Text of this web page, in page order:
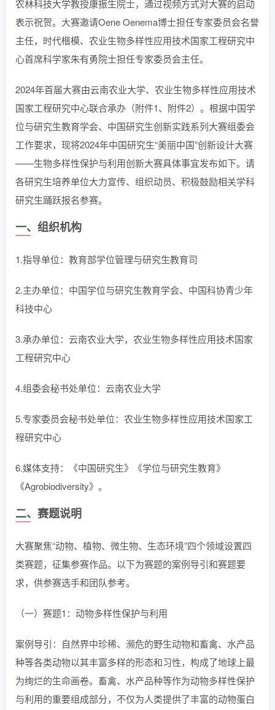
农林科技大学教授康振生院士，通过视频方式对大赛的启动
表示祝贺。大赛邀请Oene Oenema博士担任专家委员会名誉
主任，时代楷模、农业生物多样性应用技术国家工程研究中
心首席科学家朱有勇院士担任专家委员会主任。
2024年首届大赛由云南农业大学、农业生物多样性应用技术
国家工程研究中心联合承办（附件1、附件2）。根据中国学
位与研究生教育学会、中国研究生创新实践系列大赛组委会
工作要求，现将2024年中国研究生“美丽中国”创新设计大赛
——生物多样性保护与利用创新大赛具体事宜发布如下。请
各研究生培养单位大力宣传、组织动员、积极鼓励相关学科
研究生踊跃报名参赛。
一、组织机构
1.指导单位：教育部学位管理与研究生教育司
2.主办单位：中国学位与研究生教育学会、中国科协青少年
科技中心
3.承办单位：云南农业大学，农业生物多样性应用技术国家
工程研究中心
4.组委会秘书处单位：云南农业大学
5.专家委员会秘书处单位：农业生物多样性应用技术国家工
程研究中心
6.媒体支持：《中国研究生》《学位与研究生教育》
《Agrobiodiversity》。
二、赛题说明
大赛聚焦“动物、植物、微生物、生态环境”四个领域设置四
类赛题，征集参赛作品。以下为赛题的案例导引和赛题要
求，供参赛选手和团队参考。
（一）赛题1：动物多样性保护与利用
案例导引：自然界中珍稀、濒危的野生动物和畜禽、水产品
种等各类动物以其丰富多样的形态和习性，构成了地球上最
为绚烂的生命画卷。畜禽、水产品种等作为动物多样性保护
与利用的重要组成部分，不仅为人类提供了丰富的动物蛋白